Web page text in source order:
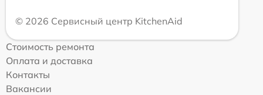
© 2026 Сервисный центр KitchenAid
Стоимость ремонта
Оплата и доставка
Контакты
Вакансии